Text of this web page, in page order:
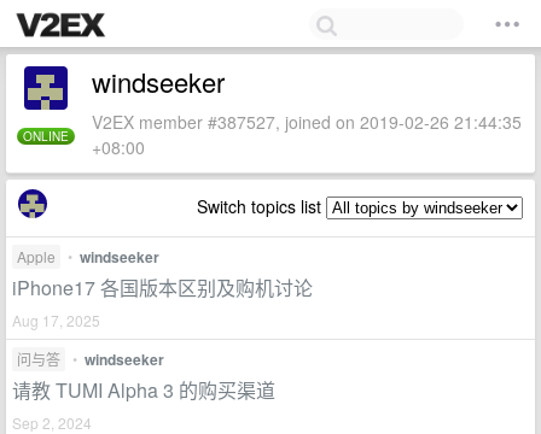
ONLINE
windseeker
V2EX member #387527, joined on 2019-02-26 21:44:35
+08:00
Switch topics list
Apple • windseeker
iPhone17 各国版本区别及购机讨论
Aug 17, 2025
问与答
• windseeker
请教 TUMI Alpha 3 的购买渠道
Sep 2, 2024